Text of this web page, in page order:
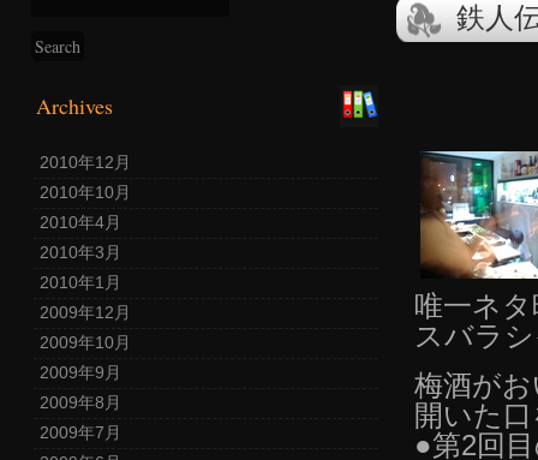
Archives
2010年12月
2010年10月
2010年4月
2010年3月
2010年1月
2009年12月
2009年10月
2009年9月
2009年8月
2009年7月
鉄人
唯一ネ
スバラ
梅酒が
開いた
●第2回